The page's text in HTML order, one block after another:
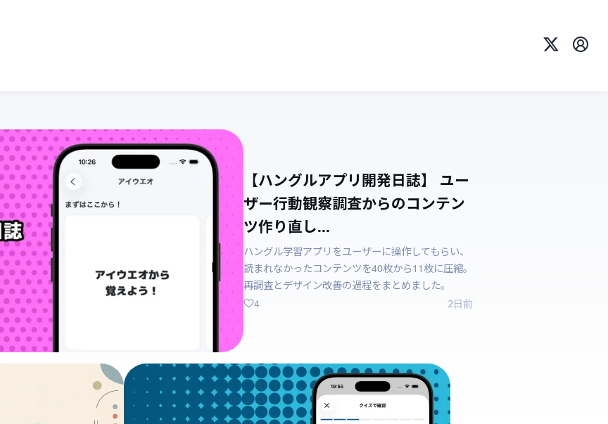
X プロ
【ハングルアプリ開発日誌】 ユー
ザー行動観察調査からのコンテン
ツ作り直し...
ハングル学習アプリをユーザーに操作してもらい、
読まれなかったコンテンツを40枚から11枚に圧縮。
再調査とデザイン改善の過程をまとめました。
2日前
4